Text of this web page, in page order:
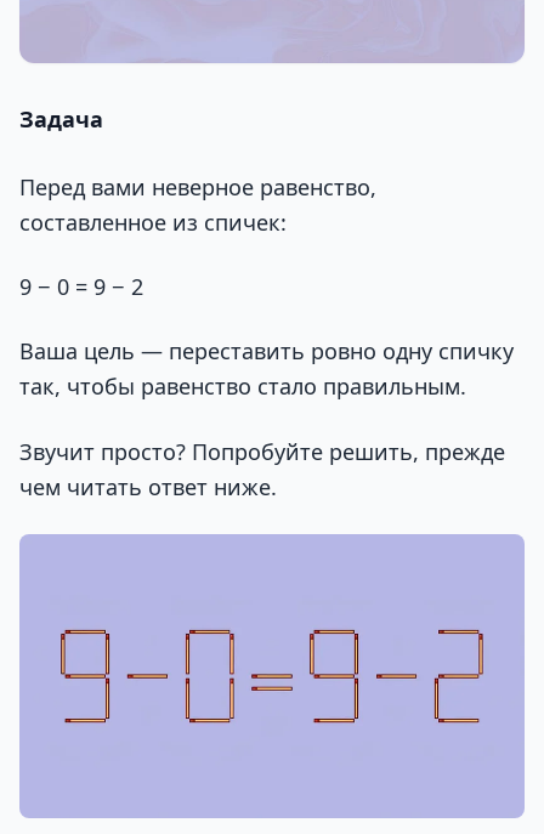
Задача
Перед вами неверное равенство,
составленное из спичек:
9 − 0 = 9 − 2
Ваша цель — переставить ровно одну спичку
так, чтобы равенство стало правильным.
Звучит просто? Попробуйте решить, прежде
чем читать ответ ниже.